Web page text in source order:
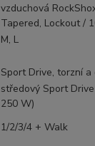
vzduchová
Tapered, Lockout /
M, L
Sport Drive, torzní
středový Sport
250 W)
1/2/3/4 + Walk